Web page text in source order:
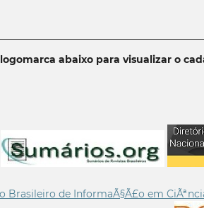
abaixo para visualizar o